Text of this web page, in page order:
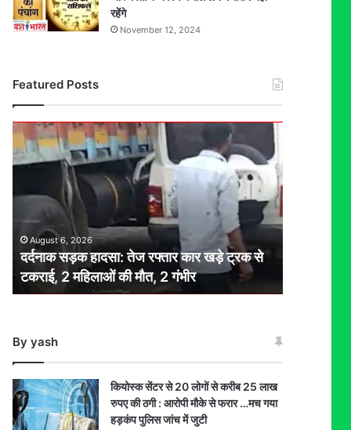
रहेंगे
November 12, 2024
Featured Posts
दर्दनाक
सड़क
हादसा:
रफ्तार
ट्रक
टकराई,
2
मौत,
2
August 6, 2026
दर्दनाक सड़क हादसा: तेज रफ्तार कार खड़े ट्रक से
टकराई, 2 महिलाओं की मौत, 2 गंभीर
By yash
कियोस्क सेंटर से 20 लोगों से करीब 25 लाख
रुपए की ठगी : आरोपी मौके से फरार …मच गया
हड़कंप पुलिस जांच में जुटी